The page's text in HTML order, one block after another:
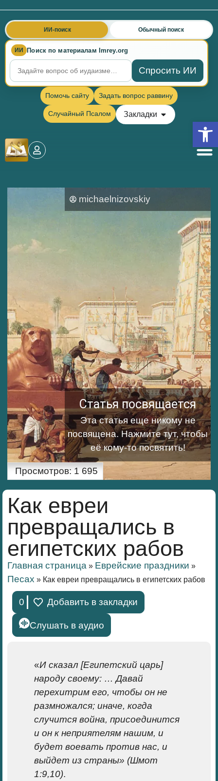
ИИ Поиск по материалам Imrey.org
Спросить ИИ
ИИ-поиск Обычный поиск
Помочь сайту Задать вопрос раввину
Случайный Псалом Закладки
michaelnizovskiy
Статья посвящается
Эта статья еще никому не
посвящена.Нажмите тут, чтобы
её кому-то посвятить!
Просмотров: 1 695
Как евреи
превращались в
египетских рабов
Главная страница » Еврейские праздники »
Песах » Как евреи превращались в египетских рабов
0 Добавить в закладки
Слушать в аудио
«И сказал [Египетский царь]
народу своему: … Давай
перехитрим его, чтобы он не
размножался; иначе, когда
случится война, присоединится
и он к неприятелям нашим, и
будет воевать против нас, и
выйдет из страны» (Шмот
1:9,10).